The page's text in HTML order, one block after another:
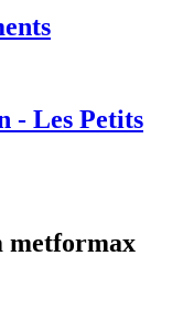
- Les Petits
metformax